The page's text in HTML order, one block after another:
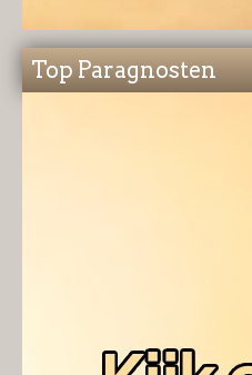
Top Paragnosten